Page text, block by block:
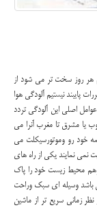
هر روز سخت تر می شود از
پایبند نیستیم آلودگی هوا
اصلی این آلودگی تردد
یا مشرق تا مغرب آنرا می
خود رو وموتورسیکلت می
نمی نمایند یکی از راه های
وهم محیط زیست خود را پاک
باشد وسیله ای سبک وراحت
زمانی سریع تر از ماشین